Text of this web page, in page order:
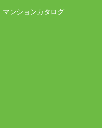
マンションカタログ